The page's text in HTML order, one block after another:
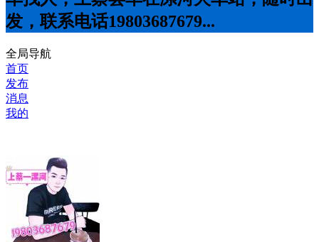
发，联系电话19803687679...
全局导航
首页
发布
消息
我的